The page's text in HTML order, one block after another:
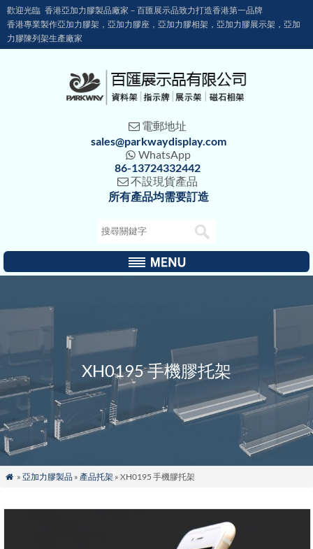
歡迎光臨 香港亞加力膠製品廠家－百匯展示品致力打造香港第一品牌
香港專業製作亞加力膠架，亞加力膠座，亞加力膠相架，亞加力膠展示架，亞加
力膠陳列架生產廠家
 電郵地址
sales@parkwaydisplay.com
 WhatsApp
86-13724332442
不設現貨產品
所有產品均需要訂造
XH0195 手機膠托架
 » 亞加力膠製品» 產品托架» XH0195 手機膠托架